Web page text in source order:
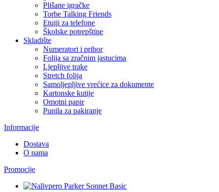
Plišane igračke
Torbe Talking Friends
Etuiji za telefone
Školske potrepštine
Skladište
Numeratori i pribor
Folija sa zračnim jastucima
Ljepljive trake
Stretch folija
Samoljepljive vrećice za dokumente
Kartonske kutije
Omotni papir
Punila za pakiranje
Informacije
Dostava
O nama
Promocije